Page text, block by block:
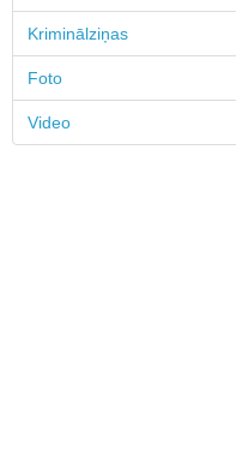
Kriminālziņas
Foto
Video